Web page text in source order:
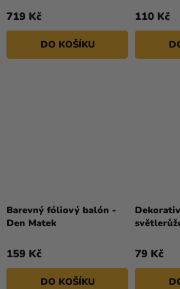
719 Kč
DO KOŠÍKU
110 Kč
Barevný fóliový balón -
Den Matek
159 Kč
DO KOŠÍKU
79 Kč